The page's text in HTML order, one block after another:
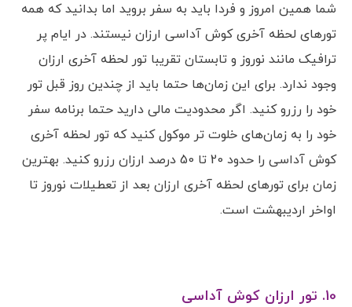
شما همین امروز و فردا باید به سفر بروید اما بدانید که همه
تورهای لحظه آخری کوش آداسی ارزان نیستند. در ایام پر
ترافیک مانند نوروز و تابستان تقریبا تور لحظه آخری ارزان
وجود ندارد. برای این زمان‌ها حتما باید از چندین روز قبل تور
خود را رزرو کنید. اگر محدودیت مالی دارید حتما برنامه سفر
خود را به زمان‌های خلوت تر موکول کنید که تور لحظه آخری
کوش آداسی را حدود 20 تا 50 درصد ارزان رزرو کنید. بهترین
زمان برای تورهای لحظه آخری ارزان بعد از تعطیلات نوروز تا
اواخر اردیبهشت است.
10. تور ارزان کوش آداسی